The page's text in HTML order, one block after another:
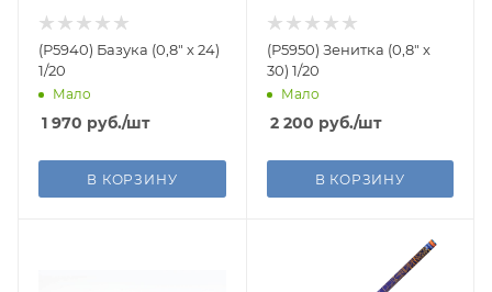
(Р5940) Базука (0,8" х 24)
1/20
Мало
1 970 руб./шт
В КОРЗИНУ
(Р5950) Зенитка (0,8" х
30) 1/20
Мало
2 200 руб./шт
В КОРЗИНУ